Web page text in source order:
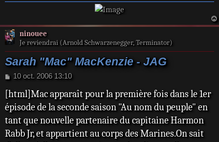
ninouee
Je reviendrai (Arnold Schwarzenegger, Terminator)
Sarah "Mac" MacKenzie - JAG
M
s
a
g
10 oct. 2006 13:10
[html]Mac apparaît pour la première fois dans le 1er
épisode de la seconde saison "Au nom du peuple" en
tant que nouvelle partenaire du capitaine Harmon
Rabb Jr, et appartient au corps des Marines.On sait